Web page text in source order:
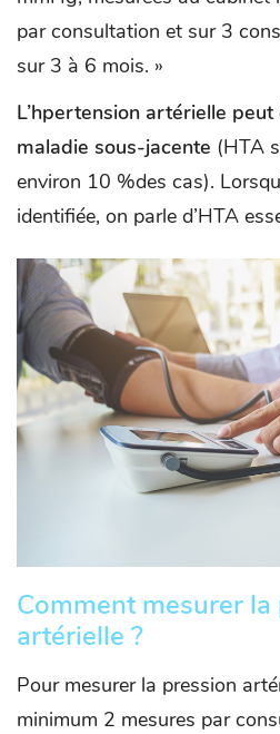
par consultation et sur 3
sur 3 à 6 mois. »
L’hpertension artérielle
maladie sous-jacente (HTA
environ 10 %des cas).
identifiée, on parle d’HTA
Comment mesurer la
artérielle ?
Pour mesurer la pression
minimum 2 mesures par